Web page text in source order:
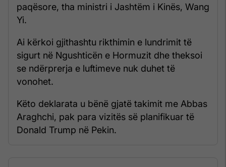
paqësore, tha ministri i Jashtëm i Kinës, Wang
Yi.
Ai kërkoi gjithashtu rikthimin e lundrimit të
sigurt në Ngushticën e Hormuzit dhe theksoi
se ndërprerja e luftimeve nuk duhet të
vonohet.
Këto deklarata u bënë gjatë takimit me Abbas
Araghchi, pak para vizitës së planifikuar të
Donald Trump në Pekin.